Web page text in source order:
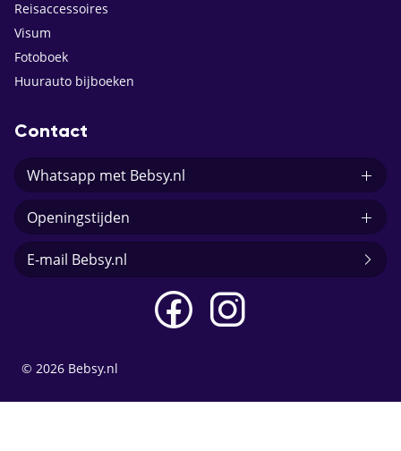
Reisaccessoires
Visum
Fotoboek
Huurauto bijboeken
Contact
Whatsapp met Bebsy.nl
Openingstijden
E-mail Bebsy.nl
© 2026 Bebsy.nl